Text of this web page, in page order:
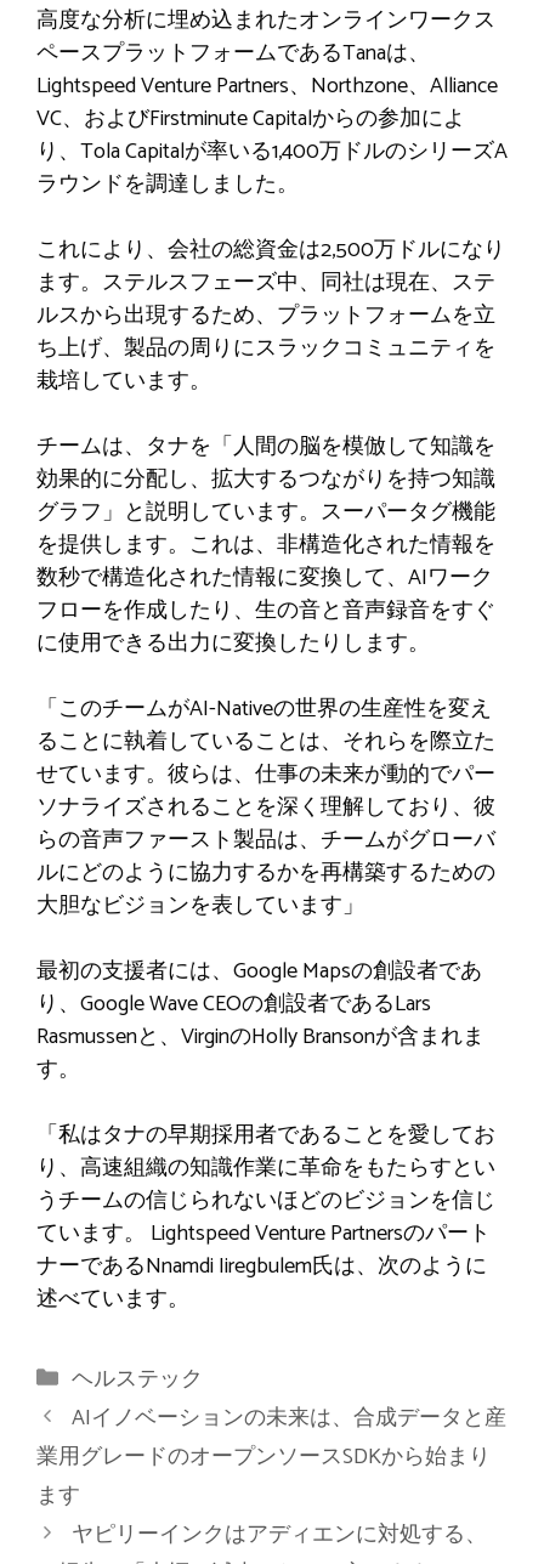
高度な分析に埋め込まれたオンラインワークス
ペースプラットフォームであるTanaは、
Lightspeed Venture Partners、Northzone、Alliance
VC、およびFirstminute Capitalからの参加によ
り、Tola Capitalが率いる1,400万ドルのシリーズA
ラウンドを調達しました。
これにより、会社の総資金は2,500万ドルになり
ます。ステルスフェーズ中、同社は現在、ステ
ルスから出現するため、プラットフォームを立
ち上げ、製品の周りにスラックコミュニティを
栽培しています。
チームは、タナを「人間の脳を模倣して知識を
効果的に分配し、拡大するつながりを持つ知識
グラフ」と説明しています。スーパータグ機能
を提供します。これは、非構造化された情報を
数秒で構造化された情報に変換して、AIワーク
フローを作成したり、生の音と音声録音をすぐ
に使用できる出力に変換したりします。
「このチームがAI-Nativeの世界の生産性を変え
ることに執着していることは、それらを際立た
せています。彼らは、仕事の未来が動的でパー
ソナライズされることを深く理解しており、彼
らの音声ファースト製品は、チームがグローバ
ルにどのように協力するかを再構築するための
大胆なビジョンを表しています」
最初の支援者には、Google Mapsの創設者であ
り、Google Wave CEOの創設者であるLars
Rasmussenと、VirginのHolly Bransonが含まれま
す。
「私はタナの早期採用者であることを愛してお
り、高速組織の知識作業に革命をもたらすとい
うチームの信じられないほどのビジョンを信じ
ています。 Lightspeed Venture Partnersのパート
ナーであるNnamdi Iiregbulem氏は、次のように
述べています。
カ
テ
ゴ
リ
ー
ヘルステック
AIイノベーションの未来は、合成データと産
業用グレードのオープンソースSDKから始まり
ます
ヤピリーインクはアディエンに対処する、